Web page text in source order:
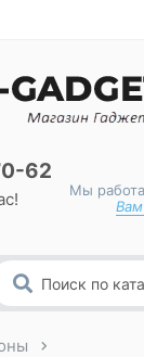
62
Мы
Вам